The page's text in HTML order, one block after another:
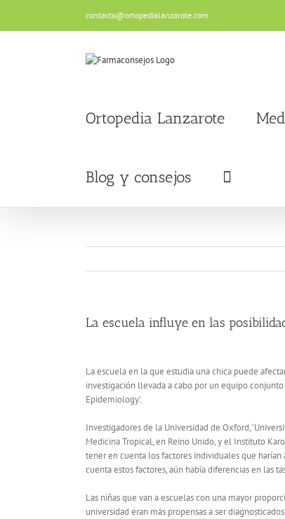
contenido
contacto@ortopedialanzarote.com
Ortopedia Lanzarote
Blog y consejos
La escuela influye en las
La escuela en la que estudia una chica puede
investigación llevada a cabo por un equipo
Epidemiology’.
Investigadores de la Universidad de Oxford,
Medicina Tropical, en Reino Unido, y el Instituto
tener en cuenta los factores individuales que
cuenta estos factores, aún había diferencias en las
Las niñas que van a escuelas con una mayor
universidad eran más propensas a ser